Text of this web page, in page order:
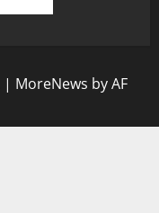
| MoreNews by AF